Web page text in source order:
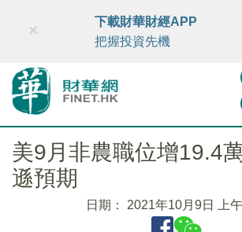
財華智庫網 FINTV FINMETA
×
下載財華財經APP
把握投資先機
美9月非農職位增19.4
遜預期
日期： 2021年10月9日 上